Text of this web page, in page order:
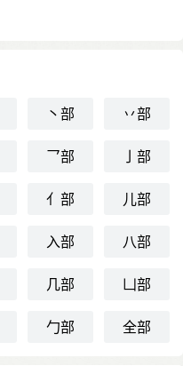
丶部 丷部
乛部 亅部
亻部 儿部
入部 八部
几部 凵部
勹部 全部